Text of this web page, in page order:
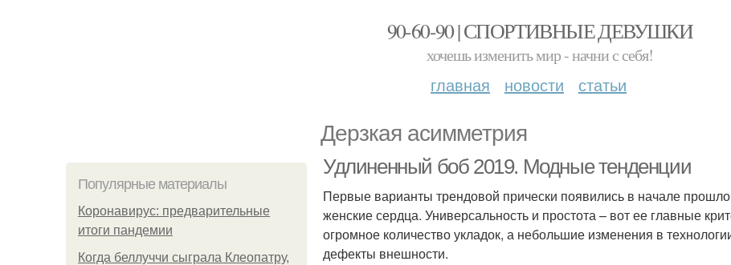
90-60-90 | СПОРТИВНЫЕ ДЕВУШКИ
хочешь изменить мир - начни с себя!
главная новости статьи
Дерзкая асимметрия
Популярные материалы
Коронавирус: предварительные
итоги пандемии
Когда беллуччи сыграла Клеопатру,
Удлиненный боб 2019. Модные тенденции
Первые варианты трендовой прически появились в начале
женские сердца. Универсальность и простота – вот ее главные
огромное количество укладок, а небольшие изменения в
дефекты внешности.